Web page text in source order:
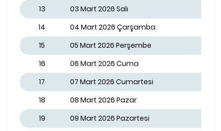
13
03 Mart 2026 Salı
14
04 Mart 2026 Çarşamba
15
05 Mart 2026 Perşembe
16
06 Mart 2026 Cuma
17
07 Mart 2026 Cumartesi
18
08 Mart 2026 Pazar
19
09 Mart 2026 Pazartesi